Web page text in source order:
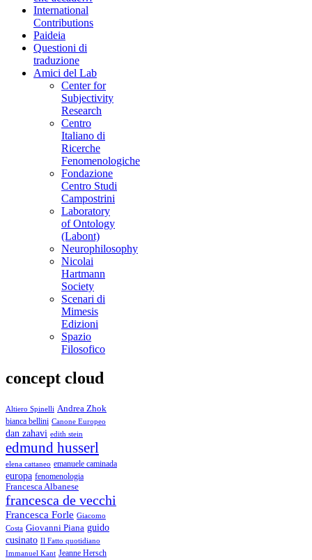
International
Contributions
Paideia
Questioni di
traduzione
Amici del Lab
Center for
Subjectivity
Research
Centro
Italiano di
Ricerche
Fenomenologiche
Fondazione
Centro Studi
Campostrini
Laboratory
of Ontology
(Labont)
Neurophilosophy
Nicolai
Hartmann
Society
Scenari di
Mimesis
Edizioni
Spazio
Filosofico
concept cloud
Altiero Spinelli Andrea Zhok
bianca bellini Canone Europeo
dan zahavi edith stein
edmund husserl
elena cattaneo emanuele caminada
europa fenomenologia
Francesca Albanese
francesca de vecchi
Francesca Forle Giacomo
Costa Giovanni Piana guido
cusinato Il Fatto quotidiano
Immanuel Kant Jeanne Hersch